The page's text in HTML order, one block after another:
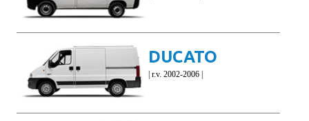
DUCATO
| r.v. 2002-2006 |